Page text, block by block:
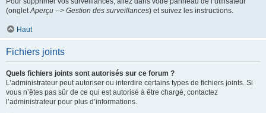
(ongletAperçu --> Gestion des surveillances) et suivez les instructions.
Haut
Fichiers joints
Quels fichiers joints sont autorisés sur ce forum ?
L’administrateur peut autoriser ou interdire certains types de fichiers joints. Si
vous n’êtes pas sûr de ce qui est autorisé à être chargé, contactez
l’administrateur pour plus d’informations.